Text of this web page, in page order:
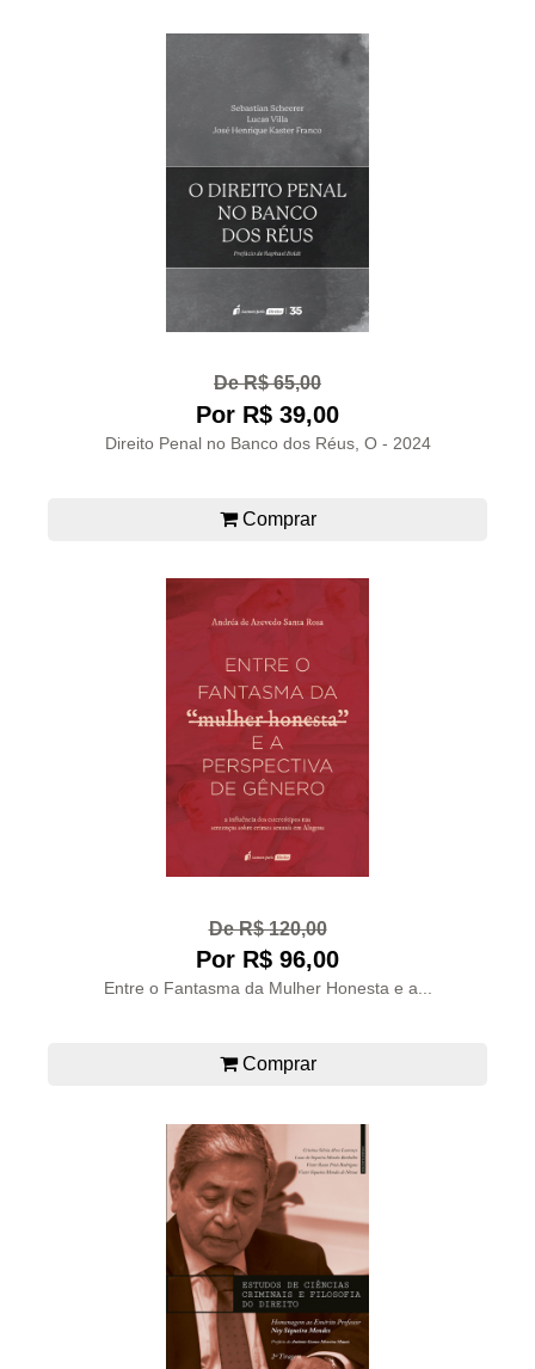
De R$ 65,00
Por R$ 39,00
Direito Penal no Banco dos Réus, O - 2024
Comprar
De R$ 120,00
Por R$ 96,00
Entre o Fantasma da Mulher Honesta e a...
Comprar